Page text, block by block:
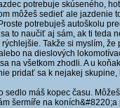
potrebuje skúseného,
môžeš sedieť ale jazdenie
potrebuješ autoškolu
to naučiť aj sám, ak ti
Takže si myslím,
na dieslových
na všetkom zhodli. A u
pridať sa k nejakej
sedlo máš kopec času.
šermíře na koních&#8220;a